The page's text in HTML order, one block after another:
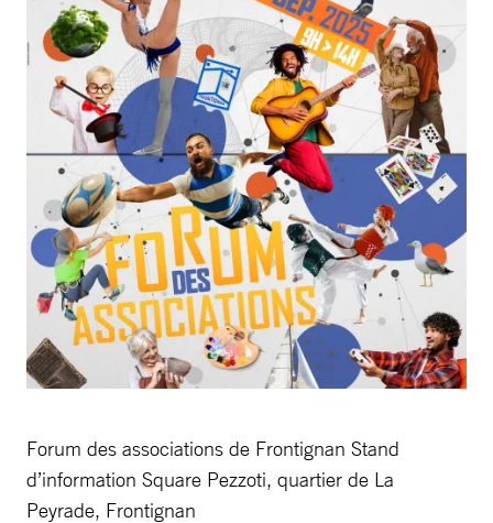
Forum des associations de Frontignan Stand
d’information Square Pezzoti, quartier de La
Peyrade, Frontignan